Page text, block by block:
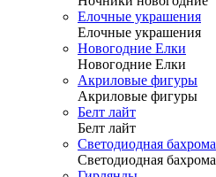
Елочные украшения
Елочные украшения
Новогодние Елки
Новогодние Елки
Акриловые фигуры
Акриловые фигуры
Белт лайт
Белт лайт
Светодиодная бахрома
Светодиодная бахрома